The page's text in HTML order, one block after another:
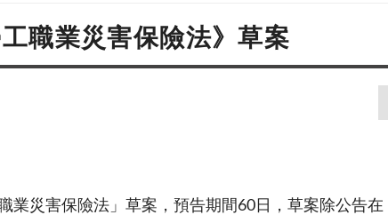
職業災害保險法》草案
業災害保險法」草案，預告期間60 日，草案除公告